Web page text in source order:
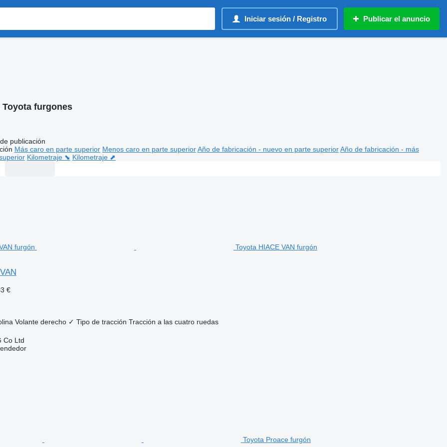
Iniciar sesión / Registro Publicar el anuncio
Toyota furgones
publicación
Más caro en parte superior Menos caro en parte superior Año de fabricación - nuevo en parte superior Año de fabricación - más
Kilometraje ⬊ Kilometraje ⬈
Toyota HIACE VAN furgón
€
Volante derecho ✓ Tipo de tracción Tracción a las cuatro ruedas
Co Ltd
Toyota Proace furgón